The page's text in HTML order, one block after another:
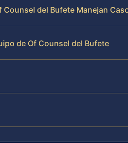
Counsel del Bufete Manejan
de Of Counsel del Bufete